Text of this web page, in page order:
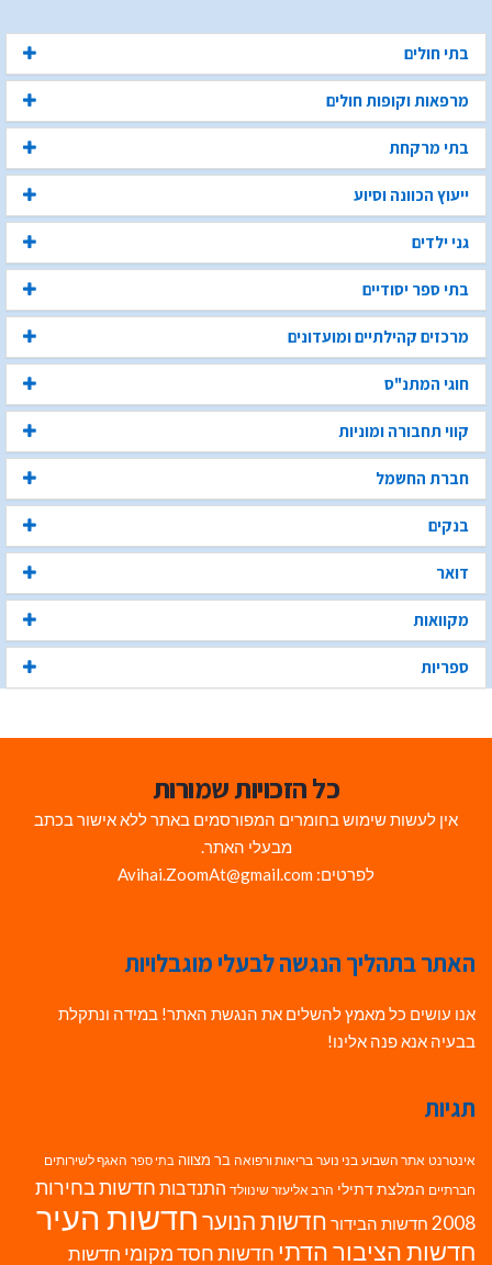
בתי חולים
מרפאות וקופות חולים
בתי מרקחת
ייעוץ הכוונה וסיוע
גני ילדים
בתי ספר יסודיים
מרכזים קהילתיים ומועדונים
חוגי המתנ"ס
קווי תחבורה ומוניות
חברת החשמל
בנקים
דואר
מקוואות
ספריות
כל הזכויות שמורות
אין לעשות שימוש בחומרים המפורסמים באתר ללא אישור בכתב
מבעלי האתר.
לפרטים: Avihai.ZoomAt@gmail.com
האתר בתהליך הנגשה לבעלי מוגבלויות
אנו עושים כל מאמץ להשלים את הנגשת האתר! במידה ונתקלת
בבעיה אנא פנה אלינו!
תגיות
אינטרנט אתר השבוע בני נוער בריאות ורפואה בר מצווה בתי ספר האגף לשירותים
חברתיים המלצת דתילי הרב אליעזר שינוולד התנדבות חדשות בחירות
2008 חדשות הבידור חדשות הנוערחדשות העיר
חדשות הציבור הדתי חדשות חסד מקומי חדשות